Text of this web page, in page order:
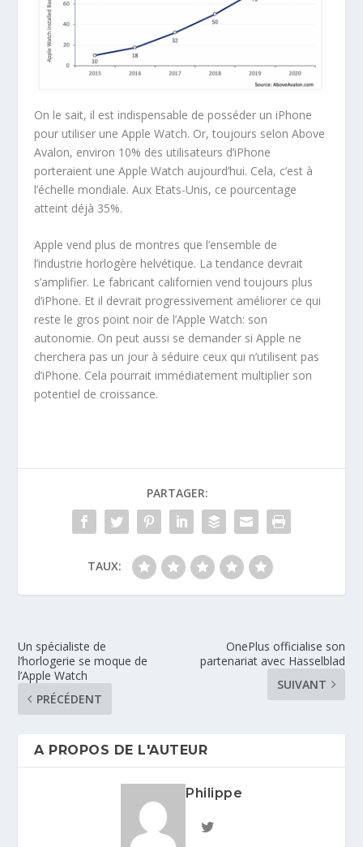
On le sait, il est indispensable de posséder un iPhone
pour utiliser une Apple Watch. Or, toujours selon Above
Avalon, environ 10% des utilisateurs d’iPhone
porteraient une Apple Watch aujourd’hui. Cela, c’est à
l’échelle mondiale. Aux Etats-Unis, ce pourcentage
atteint déjà 35%.
Apple vend plus de montres que l’ensemble de
l’industrie horlogère helvétique. La tendance devrait
s’amplifier. Le fabricant californien vend toujours plus
d’iPhone. Et il devrait progressivement améliorer ce qui
reste le gros point noir de l’Apple Watch: son
autonomie. On peut aussi se demander si Apple ne
cherchera pas un jour à séduire ceux qui n’utilisent pas
d’iPhone. Cela pourrait immédiatement multiplier son
potentiel de croissance.
PARTAGER:
TAUX:
Un spécialiste de
l’horlogerie se moque de
l’Apple Watch
PRÉCÉDENT
OnePlus officialise son
partenariat avec Hasselblad
SUIVANT
A PROPOS DE L'AUTEUR
Philippe